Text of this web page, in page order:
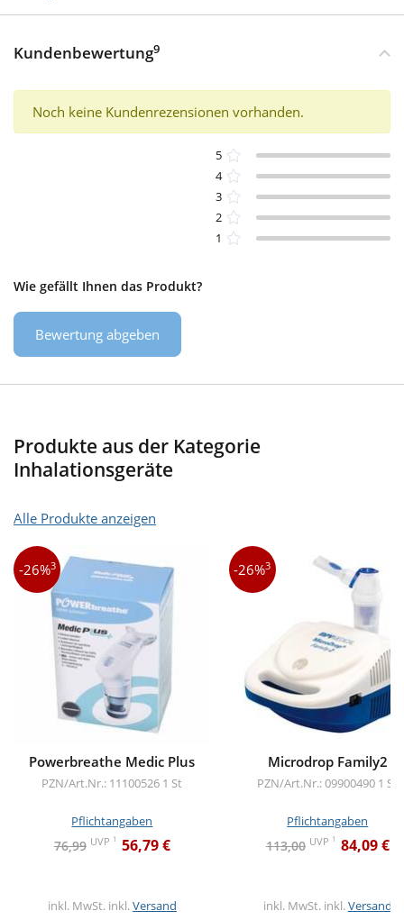
Kundenbewertung9
Noch keine Kundenrezensionen vorhanden.
5
4
3
2
1
Wie gefällt Ihnen das Produkt?
Bewertung abgeben
Produkte aus der Kategorie
Inhalationsgeräte
Alle Produkte anzeigen
-26%3
Powerbreathe Medic Plus
PZN/Art.Nr.: 11100526 1 St
Pflichtangaben
76,99 UVP 1 56,79 €
inkl. MwSt. inkl.Versand
-26%3
Microdrop Family2
PZN/Art.Nr.: 09900490 1 St
Pflichtangaben
113,00 UVP 1 84,09 €
inkl. MwSt. inkl.Versand